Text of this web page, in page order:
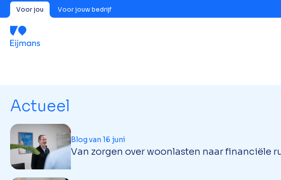
Voor jou Voor jouw bedrijf
Actueel
Van zorgen over woonlasten naar financiële
Blog van 16 juni